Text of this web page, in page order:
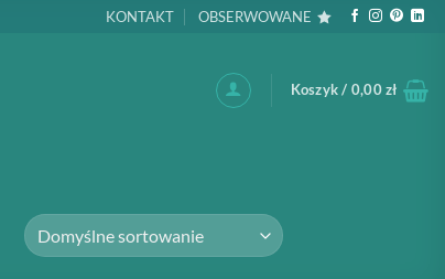
KONTAKT OBSERWOWANE
Koszyk / 0,00zł